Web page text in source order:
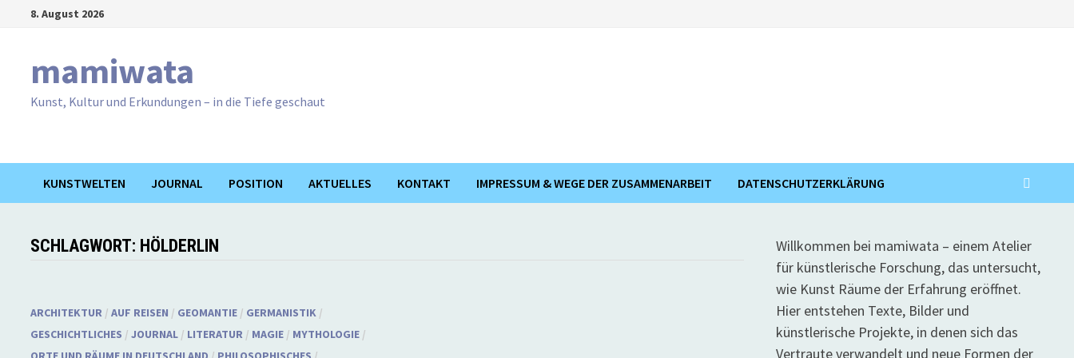
8. August 2026
mamiwata
Kunst, Kultur und Erkundungen – in die Tiefe geschaut
KUNSTWELTEN JOURNAL POSITION AKTUELLES KONTAKT IMPRESSUM & WEGE DER ZUSAMMENARBEIT DATENSCHUTZERKLÄRUNG
SCHLAGWORT: HÖLDERLIN
ARCHITEKTUR /AUF REISEN / GEOMANTIE / GERMANISTIK /
GESCHICHTLICHES /JOURNAL / LITERATUR / MAGIE / MYTHOLOGIE /
Willkommen bei mamiwata – einem Atelier
für künstlerische Forschung, das untersucht,
wie Kunst Räume der Erfahrung eröffnet.
Hier entstehen Texte, Bilder und
künstlerische Projekte, in denen sich das
Vertraute verwandelt und neue Formen der